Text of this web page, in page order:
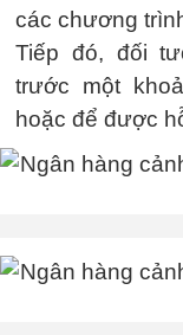
các chương
Tiếp đó, đối
trước một
hoặc để được